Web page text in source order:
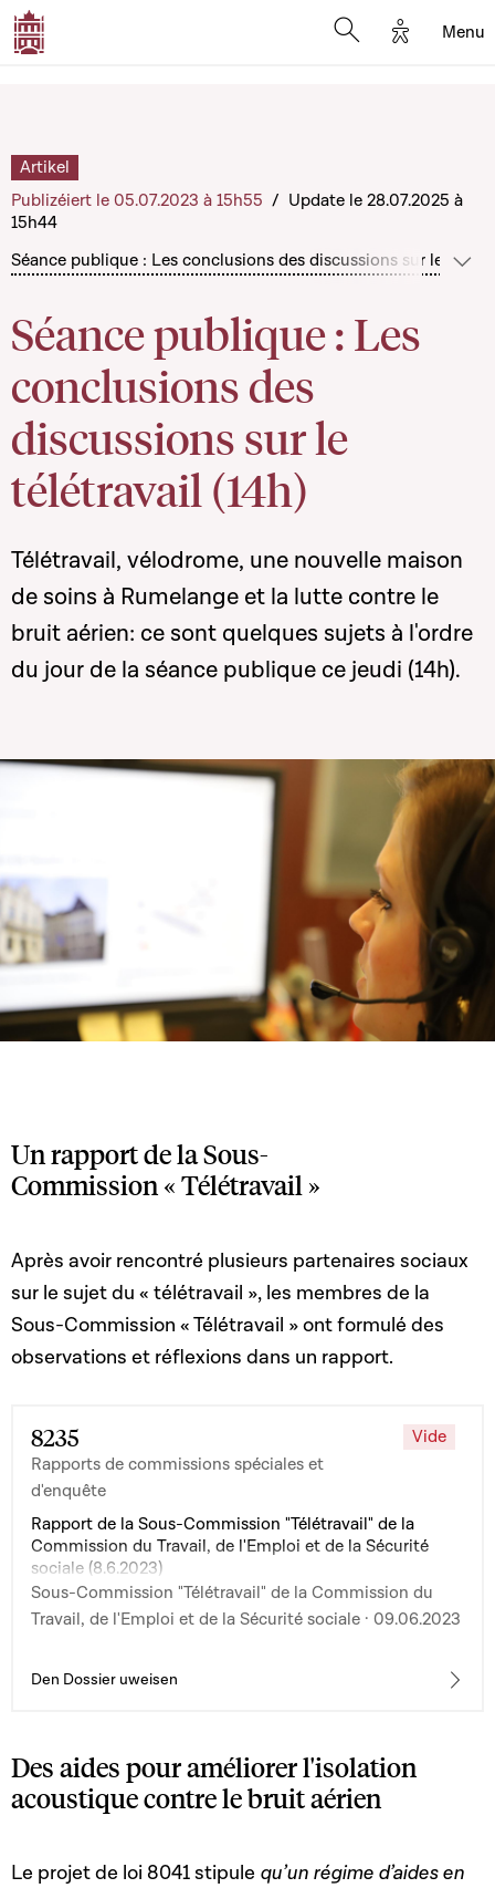
Options
Menu
Séance publique : Les conclusions des discussions sur le Méi
Séance publique : Les
conclusions des
discussions sur le
télétravail (14h)
Artikel
Publizéiert le 05.07.2023 à 15h55 / Update le 28.07.2025 à
15h44
Télétravail, vélodrome, une nouvelle maison
de soins à Rumelange et la lutte contre le
bruit aérien: ce sont quelques sujets à l'ordre
du jour de la séance publique ce jeudi (14h).
Un rapport de la Sous-
Commission « Télétravail »
Après avoir rencontré plusieurs partenaires sociaux
sur le sujet du « télétravail », les membres de la
Sous-Commission « Télétravail » ont formulé des
observations et réflexions dans un rapport.
8235
Rapports de commissions spéciales et
d'enquête
Vide
Rapport de la Sous-Commission "Télétravail" de la
Commission du Travail, de l'Emploi et de la Sécurité
sociale (8.6.2023)
Sous-Commission "Télétravail" de la Commission du
Travail, de l'Emploi et de la Sécurité sociale · 09.06.2023
Den Dossier uweisen
Des aides pour améliorer l'isolation
acoustique contre le bruit aérien
Le projet de loi 8041 stipule qu’un régime d’aides en